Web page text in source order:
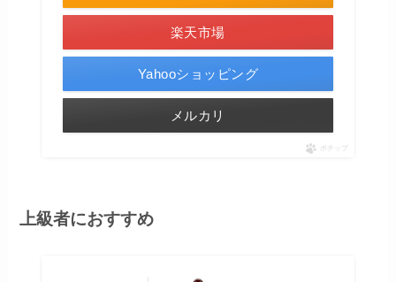
楽天市場
Yahooショッピング
メルカリ
ポチップ
上級者におすすめ